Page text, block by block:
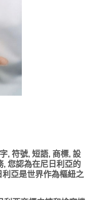
, 符號, 短語, 商標, 設
, 您認為在尼日利亞的
亞是世界作為樞紐之